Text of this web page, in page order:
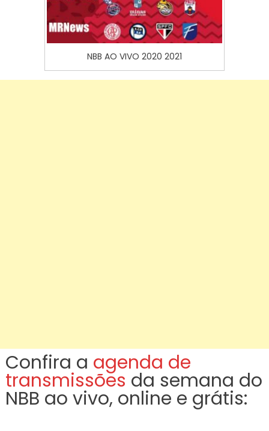
NBB AO VIVO 2020 2021
Confira a agenda de
transmissões da semana do
NBB ao vivo, online e grátis: